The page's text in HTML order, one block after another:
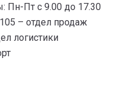
Пн-Пт с 9.00 до 17.30
– отдел продаж
логистики